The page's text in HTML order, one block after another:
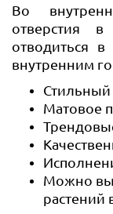
Во
отверстия
отводиться
внутренним
Стильный
Матовое
Можно
растений